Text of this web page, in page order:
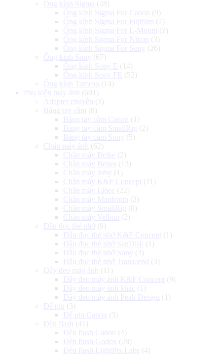
Ống kính Sigma (48)
Ống kính Sigma For Canon
(9)
Ống kính Sigma For Fujifilm (7)
Ống kính Sigma For L-Mount (2)
Ống kính Sigma For Nikon
(3)
Ống kính Sigma For Sony (26)
Ống kính Sony (67)
Ống kính Sony E
(14)
Ống kính Sony FE
(52)
Ống kính Tamron
(14)
Phụ kiện máy ảnh
(601)
Adapter chuyển
(3)
Báng tay cầm (8)
Báng tay cầm Canon
(1)
Báng tay cầm SmallRig (2)
Báng tay cầm Sony (5)
Chân máy ảnh
(62)
Chân máy Beike (2)
Chân máy Benro (13)
Chân máy Joby (1)
Chân máy K&F Concept (11)
Chân máy Libec (22)
Chân máy Manfrotto (2)
Chân máy SmallRig (8)
Chân máy Velbon
(2)
Đầu đọc thẻ nhớ (9)
Đầu đọc thẻ nhớ K&F Concept (1)
Đầu đọc thẻ nhớ SanDisk (1)
Đầu đọc thẻ nhớ Sony (3)
Đầu đọc thẻ nhớ Transcend
(3)
Dây đeo máy ảnh
(11)
Dây đeo máy ảnh K&F Concept (9)
Dây đeo máy ảnh khác (1)
Dây đeo máy ảnh Peak Design
(1)
Đế pin
(3)
Đế pin Canon
(3)
Đèn flash
(41)
Đèn flash Canon
(4)
Đèn flash Godox (28)
Đèn flash LightPix Labs (4)